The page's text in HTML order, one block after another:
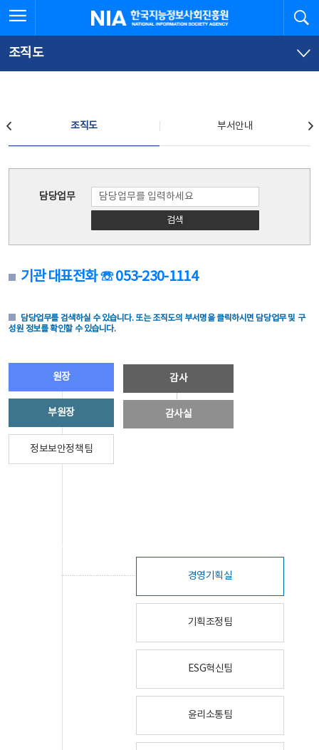
문
로
가
체
뉴
바
가
한국지능정보사회진흥원
조직도
조직도 부서안내
담당업무
검색
기관 대표전화 ☏ 053-230-1114
담당업무를 검색하실 수 있습니다. 또는 조직도의 부서명을 클릭하시면 담당업무 및 구
성원 정보를 확인할 수 있습니다.
원장
부원장
정보보안정책팀
감사
감사실
경영기획실
기획조정팀
ESG혁신팀
윤리소통팀